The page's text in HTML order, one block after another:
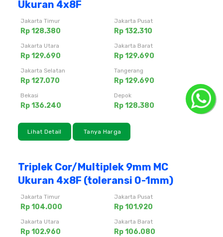
Ukuran 4x8F
Jakarta Timur
Rp 128.380
Jakarta Pusat
Rp 132.310
Jakarta Utara
Rp 129.690
Jakarta Barat
Rp 129.690
Jakarta Selatan
Rp 127.070
Tangerang
Rp 129.690
Bekasi
Rp 136.240
Depok
Rp 128.380
Lihat Detail Tanya Harga
Triplek Cor/Multiplek 9mm MC
Ukuran 4x8F (toleransi 0-1mm)
Jakarta Timur
Rp 104.000
Jakarta Pusat
Rp 101.920
Jakarta Utara
Rp 102.960
Jakarta Barat
Rp 106.080